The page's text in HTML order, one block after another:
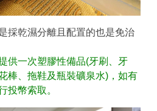
採乾濕分離且配置的也是免治
供一次塑膠性備品(牙刷、牙
棒、拖鞋及瓶裝礦泉水)，如有
投幣索取。